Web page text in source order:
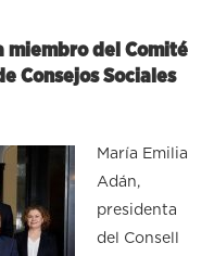
miembro del Comité
Consejos Sociales
María Emilia
Adán,
presidenta
del Consell